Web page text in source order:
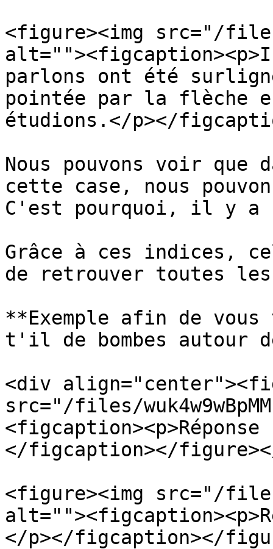
<figure><img src="/
parlons ont été
pointée par la flèche
étudions.</p></
Nous pouvons voir que
cette case, nous
C'est pourquoi, il y
Grâce à ces indices,
de retrouver toutes les
**Exemple afin de
t'il de bombes autour
<div
src="/files/
</figcaption></
<figure><img src="/files/
</p></figcaption></